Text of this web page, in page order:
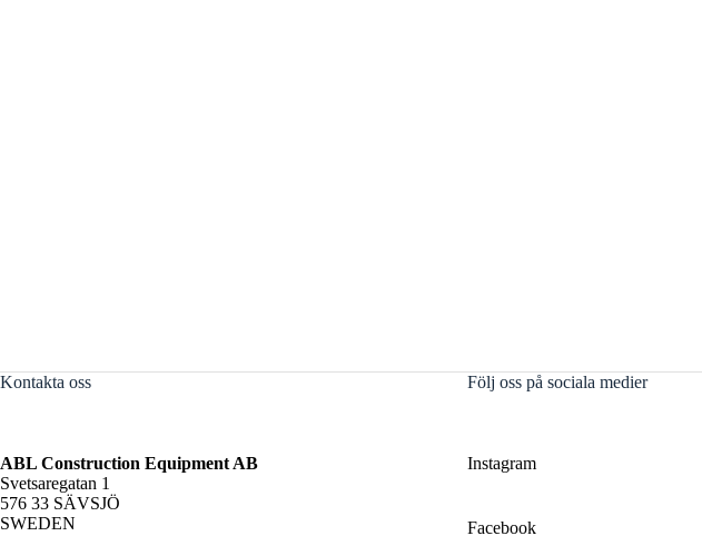
Kontakta oss
ABL Construction Equipment AB
Svetsaregatan 1
576 33 SÄVSJÖ
SWEDEN
Följ oss på sociala medier
Instagram
Facebook